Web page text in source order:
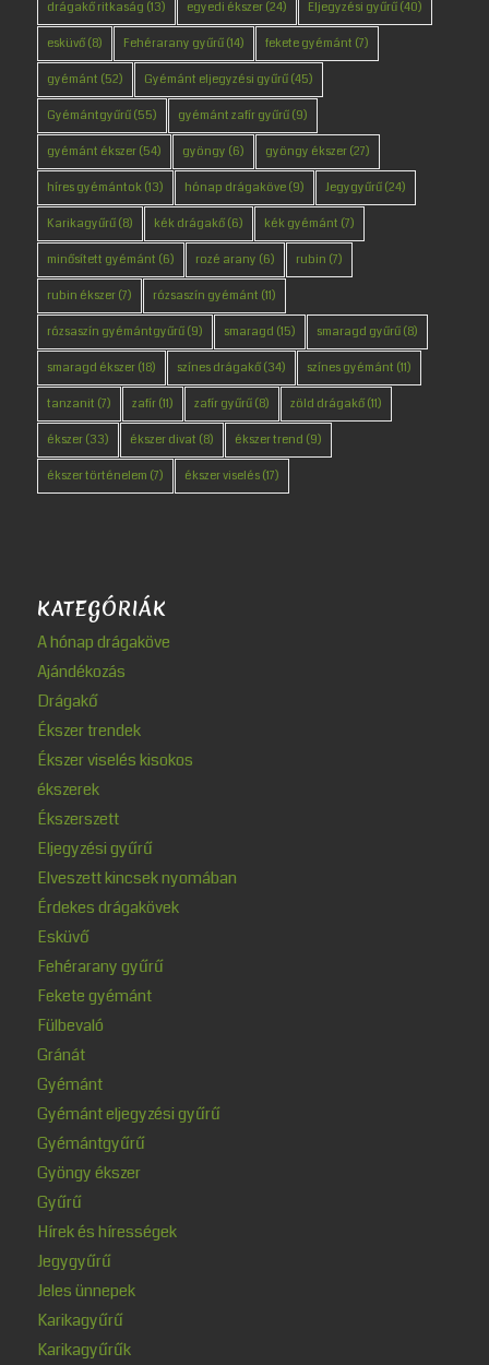
drágakő ritkaság (13) egyedi ékszer(24) Eljegyzési gyűrű(40)
esküvő(8) Fehérarany gyűrű(14) fekete gyémánt (7)
gyémánt (52) Gyémánt eljegyzési gyűrű(45)
Gyémántgyűrű(55) gyémánt zafír gyűrű(9)
gyémánt ékszer(54) gyöngy (6) gyöngy ékszer(27)
híres gyémántok(13) hónap drágaköve(9) Jegygyűrű(24)
Karikagyűrű(8) kék drágakő(6) kék gyémánt (7)
minősített gyémánt (6) rozé arany (6) rubin (7)
rubin ékszer(7) rózsaszín gyémánt (11)
rózsaszín gyémántgyűrű(9) smaragd (15) smaragd gyűrű(8)
smaragd ékszer(18) színes drágakő(34) színes gyémánt (11)
tanzanit (7) zafír(11) zafír gyűrű(8) zöld drágakő(11)
ékszer(33) ékszer divat (8) ékszer trend (9)
ékszer történelem (7) ékszer viselés(17)
KATEGÓRIÁK
A hónap drágaköve
Ajándékozás
Drágakő
Ékszer trendek
Ékszer viselés kisokos
ékszerek
Ékszerszett
Eljegyzési gyűrű
Elveszett kincsek nyomában
Érdekes drágakövek
Esküvő
Fehérarany gyűrű
Fekete gyémánt
Fülbevaló
Gránát
Gyémánt
Gyémánt eljegyzési gyűrű
Gyémántgyűrű
Gyöngy ékszer
Gyűrű
Hírek és hírességek
Jegygyűrű
Jeles ünnepek
Karikagyűrű
Karikagyűrűk